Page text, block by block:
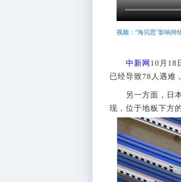
视频：“海贝思”影响持
中新网 10月18
已经导致78人遇难
另一方面，日本
现，位于地板下方